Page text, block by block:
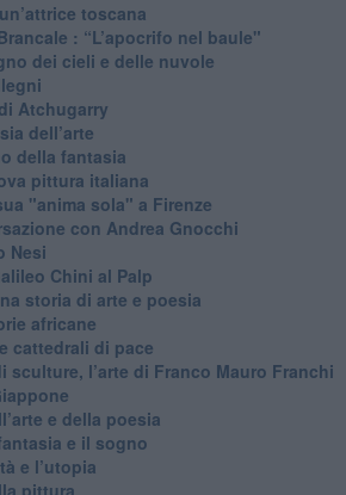
toscana
: “L’apocrifo nel baule"
dei cieli e delle nuvole
Atchugarry
dell’arte
della fantasia
pittura italiana
"anima sola" a Firenze
con Andrea Gnocchi
Nesi
Chini al Palp
storia di arte e poesia
africane
cattedrali di pace
sculture, l’arte di Franco Mauro Franchi
e della poesia
e il sogno
e l’utopia
pittura